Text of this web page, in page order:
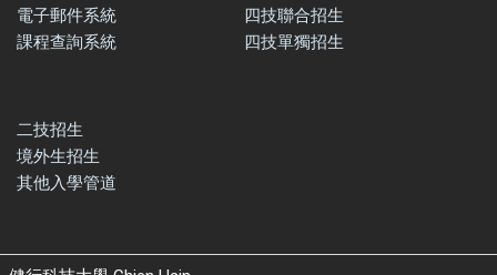
電子郵件系統
課程查詢系統
四技聯合招生
四技單獨招生
二技招生
境外生招生
其他入學管道